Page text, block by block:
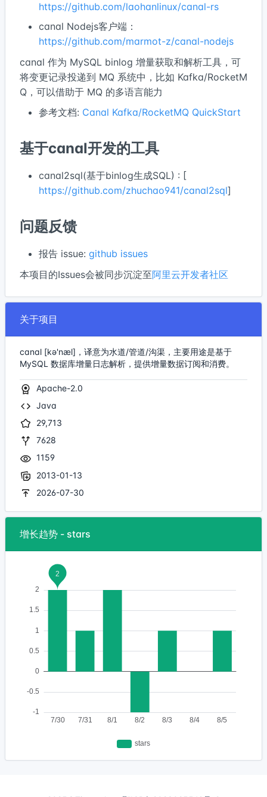
https://github.com/laohanlinux/canal-rs
canal Nodejs客户端：
https://github.com/marmot-z/canal-nodejs
canal 作为 MySQL binlog 增量获取和解析工具，可
将变更记录投递到 MQ 系统中，比如 Kafka/RocketM
Q，可以借助于 MQ 的多语言能力
参考文档: Canal Kafka/RocketMQ QuickStart
基于canal开发的工具
canal2sql(基于binlog生成SQL) : [
https://github.com/zhuchao941/canal2sql]
问题反馈
报告 issue: github issues
本项目的Issues会被同步沉淀至阿里云开发者社区
关于项目
canal [kə'næl]，译意为水道/管道/沟渠，主要用途是基于
MySQL 数据库增量日志解析，提供增量数据订阅和消费。
Apache-2.0
Java
29,713
7628
1159
2013-01-13
2026-07-30
增长趋势 - stars